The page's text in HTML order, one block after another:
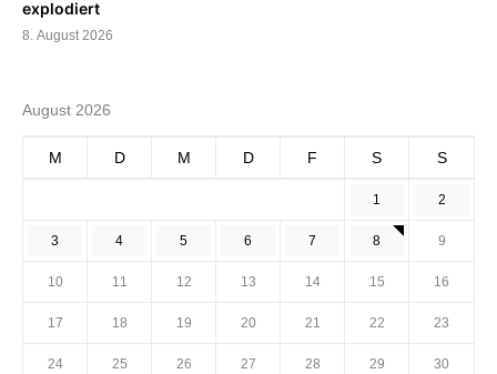
explodiert
8. August 2026
August 2026
M D M D F S S
1 2
3 4 5 6 7 8 9
10 11 12 13 14 15 16
17 18 19 20 21 22 23
24 25 26 27 28 29 30